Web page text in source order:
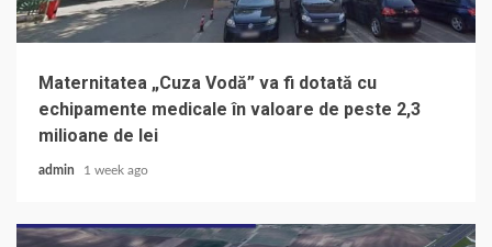
Maternitatea „Cuza Vodă” va fi dotată cu
echipamente medicale în valoare de peste 2,3
milioane de lei
admin 1 week ago